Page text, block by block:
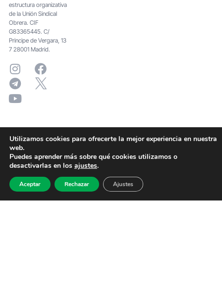
estructura organizativa
de la Unión Sindical
Obrera. CIF
G83365445. C/
Principe de Vergara, 13
7 28001 Madrid.
Utilizamos cookies para ofrecerte la mejor experiencia en nuestra
web.
Puedes aprender más sobre qué cookies utilizamos o
desactivarlas en los ajustes.
Aceptar Rechazar Ajustes